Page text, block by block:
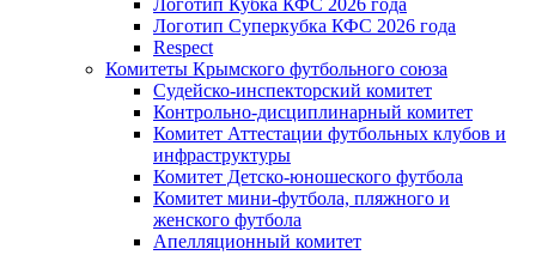
Логотип Кубка КФС 2026 года
Логотип Суперкубка КФС 2026 года
Respect
Комитеты Крымского футбольного союза
Судейско-инспекторский комитет
Контрольно-дисциплинарный комитет
Комитет Аттестации футбольных клубов и
инфраструктуры
Комитет Детско-юношеского футбола
Комитет мини-футбола, пляжного и
женского футбола
Апелляционный комитет